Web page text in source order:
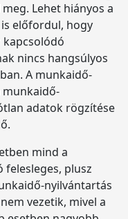
Lehet hiányos a
előfordul, hogy
kapcsolódó
nincs hangsúlyos
A munkaidő-
munkaidő-
adatok rögzítése
mind a
plusz
nyilvántartás
vezetik, mivel a